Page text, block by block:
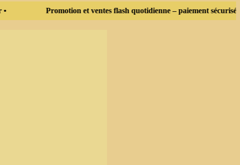
Promotion et ventes flash quotidienne – paiement sécurisé